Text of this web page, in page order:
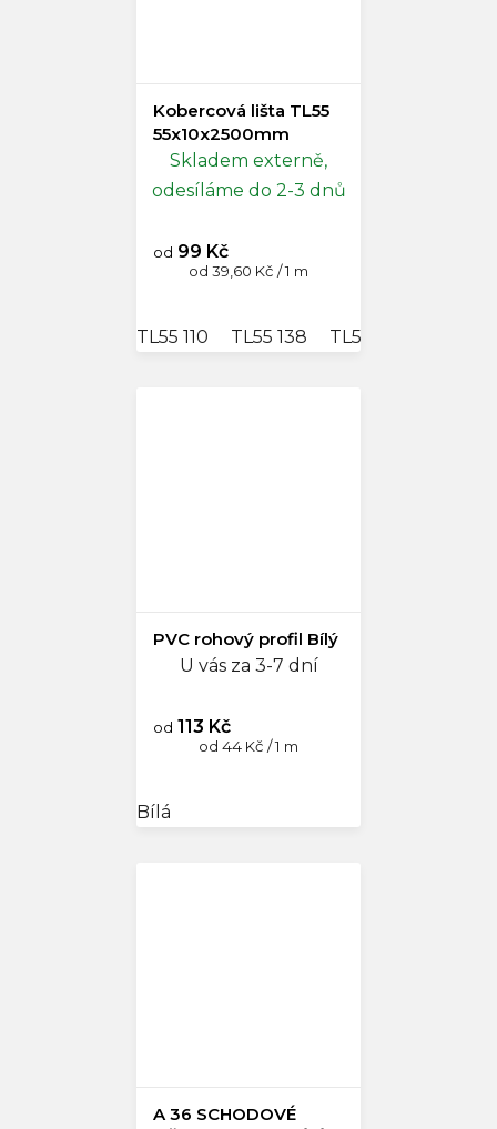
Kobercová lišta TL55
55x10x2500mm
Skladem externě,
odesíláme do 2-3 dnů
od 99 Kč
Měrná
od 39,60 Kč / 1 m
TL55 110 TL55 138 TL55 22
PVC rohový profil Bílý
U vás za 3-7 dní
od 113 Kč
Měrná
od 44 Kč / 1 m
Bílá
A 36 SCHODOVÉ